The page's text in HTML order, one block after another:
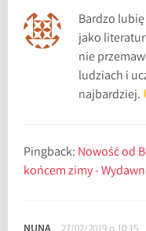
Bardzo
jako
nie
ludziach i
najbardziej.
Pingback: Nowość od
końcem zimy -